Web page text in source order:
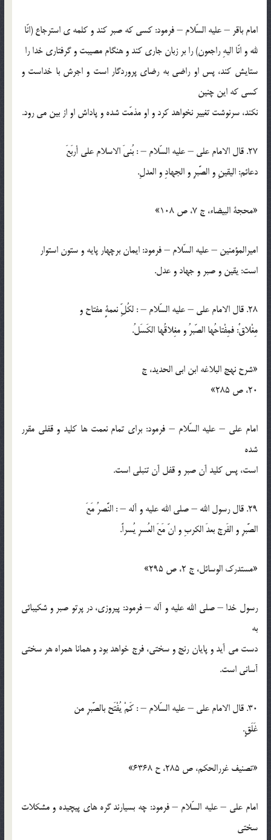
امام باقر – عليه السّلام – فرمود: كسي كه صبر كند و كلمه ي استرجاع (انّا
لله و انّا اليهِ راجعون) را بر زبان جاري كند و هنگام مصيبت و گرفتاري خدا را
ستايش كند، پس او راضي به رضاي پروردگار است و اجرش با خداست و
كسي كه اين چنين
نكند، سرنوشت تغيير نخواهد كرد و او مذمّت شده و پاداش او از بين مي رود.
27. قال الامام علي – عليه السّلام – : بُنيَ الاسلام علي أربَعَ
دعائم: اليقينِ و الصَّبرِ و الجهادِ و العدلِ.
«محجة البيضاء، ج 7، ص 108»
اميرالمؤمنين – عليه السّلام – فرمود: ايمان برچهار پايه و ستون استوار
است: يقين و صبر و جهاد و عدل.
28. قال الامام علي – عليه السّلام – : لكُلِّ نعمةٍ مفتاح و
مِغْلاقٌ: فمِفْتاحُها الصّبرُ و مغِلاقُها الكَسَلُ.
«شرح نهج البلاغه ابن ابي الحديد، ج
20، ص 285»
امام علي – عليه السّلام – فرمود: براي تمام نعمت ها كليد و قفلي مقرر
شده
است، پس كليد آن صبر و قفل آن تنبلي است.
29. قال رسول الله – صلي الله عليه و آله – : النَّصرُ مَعَ
الصَّبرِ و الفَرج بعدَ الكربِ و انّ مَعَ العُسرِ يُسراً.
«مستدرك الوسائل، ج 2، ص 295»
رسول خدا – صلي الله عليه و آله – فرمود: پيروزي، در پرتو صبر و شكيبائي
به
دست مي آيد و پايان رنج و سختي، فرج خواهد بود و همانا همراه هر سختي
آساني است.
30. قال الامام علي – عليه السّلام – : كَمْ يُفْتَح بالصَّبرِ من
غَلَقٍ.
«تصنيف غررالحكم، ص 285، ح 6368»
امام علي – عليه السّلام – فرمود: چه بسيارند گره هاي پيچيده و مشكلات
سختي